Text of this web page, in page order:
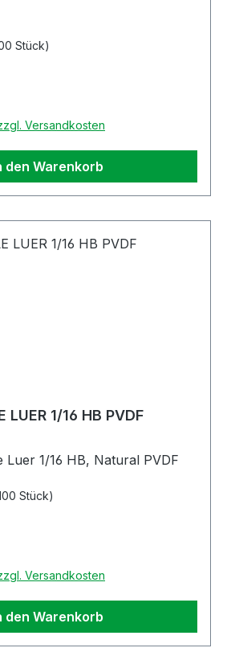
Stück)
Versandkosten
den Warenkorb
LUER 1/16 HB PVDF
Luer 1/16 HB, Natural PVDF
Stück)
Versandkosten
den Warenkorb